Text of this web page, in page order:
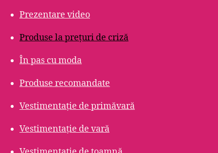
Prezentare video
Produse la prețuri de criză
În pas cu moda
Produse recomandate
Vestimentație de primăvară
Vestimentație de vară